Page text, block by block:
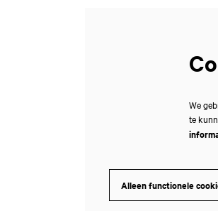
We
te
Alleen functionele